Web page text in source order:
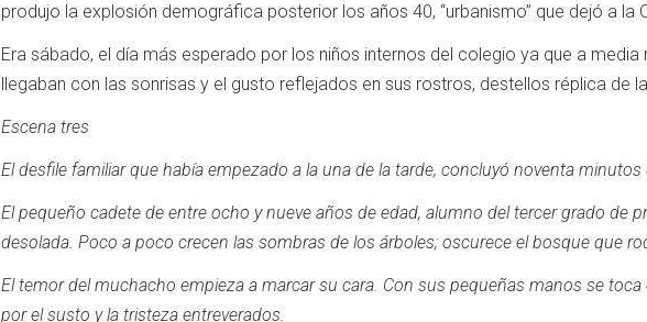
produjo la explosión demográfica posterior los años 40, “urbanismo” que dejó a
Era sábado, el día más esperado por los niños internos del colegio ya que a
llegaban con las sonrisas y el gusto reflejados en sus rostros, destellos réplica de
Escena tres
El desfile familiar que había empezado a la una de la tarde, concluyó noventa minutos
El pequeño cadete de entre ocho y nueve años de edad, alumno del tercer grado de
desolada. Poco a poco crecen las sombras de los árboles; oscurece el bosque que
El temor del muchacho empieza a marcar su cara. Con sus pequeñas manos se
por el susto y la tristeza entreverados.